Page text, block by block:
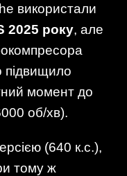
використали
2025 року, але
підвищило
момент до
об/хв).
(640 к.с.),
тому ж